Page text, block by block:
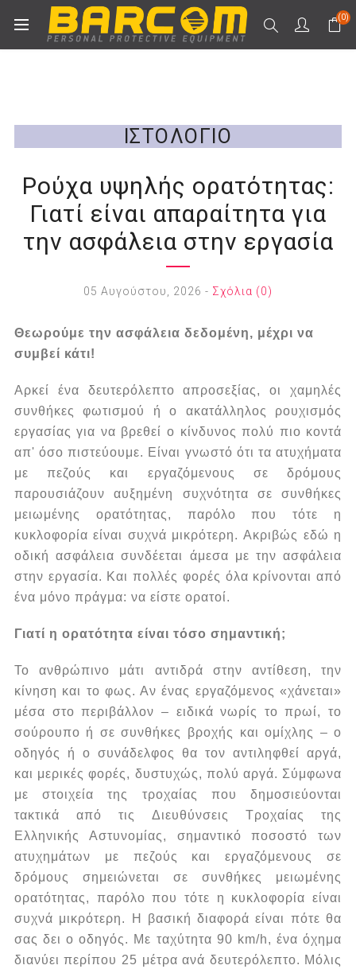
(0)
ΙΣΤΟΛΌΓΙΟ
Ρούχα υψηλής ορατότητας:
Γιατί είναι απαραίτητα για
την ασφάλεια στην εργασία
05 Αυγούστου, 2026 - Σχόλια (0)
Θεωρούμε την ασφάλεια δεδομένη, μέχρι να
συμβεί κάτι!
Αρκεί ένα δευτερόλεπτο απροσεξίας, οι χαμηλές
συνθήκες φωτισμού ή ο ακατάλληλος ρουχισμός
εργασίας για να βρεθεί ο κίνδυνος πολύ πιο κοντά
απ' όσο πιστεύουμε. Είναι γνωστό ότι τα ατυχήματα
με πεζούς και εργαζόμενους σε δρόμους
παρουσιάζουν αυξημένη συχνότητα σε συνθήκες
μειωμένης ορατότητας, παρόλο που τότε η
κυκλοφορία είναι συχνά μικρότερη.Ακριβώς εδώ η
οδική ασφάλεια συνδέεται άμεσα με την ασφάλεια
στην εργασία. Και πολλές φορές όλα κρίνονται από
ένα μόνο πράγμα: να είστε ορατοί.
Γιατί η ορατότητα είναι τόσο σημαντική;
Το ανθρώπινο μάτι αντιδρά στην αντίθεση, την
κίνηση και το φως. Αν ένας εργαζόμενος «χάνεται»
μέσα στο περιβάλλον – ειδικά νωρίς το πρωί, το
σούρουπο ή σε συνθήκες βροχής και ομίχλης – ο
οδηγός ή ο συνάδελφος θα τον αντιληφθεί αργά,
και μερικές φορές, δυστυχώς, πολύ αργά. Σύμφωνα
με στοιχεία της τροχαίας που δημοσιεύονται
τακτικά από τις Διευθύνσεις Τροχαίας της
Ελληνικής Αστυνομίας, σημαντικό ποσοστό των
ατυχημάτων με πεζούς και εργαζόμενους σε
δρόμους σημειώνεται σε συνθήκες μειωμένης
ορατότητας, παρόλο που τότε η κυκλοφορία είναι
συχνά μικρότερη.
Η βασική διαφορά είναι πότε θα
σας δει ο οδηγός. Με ταχύτητα 90 km/h, ένα όχημα
διανύει περίπου 25 μέτρα ανά δευτερόλεπτο. Μόλις